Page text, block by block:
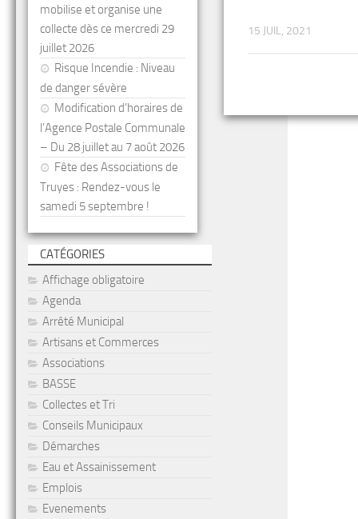
15 JUIL, 2021
mobilise et organise une
collecte dès ce mercredi 29
juillet 2026
Risque Incendie : Niveau
de danger sévère
Modification d’horaires de
l’Agence Postale Communale
– Du 28 juillet au 7 août 2026
Fête des Associations de
Truyes : Rendez-vous le
samedi 5 septembre !
CATÉGORIES
Affichage obligatoire
Agenda
Arrêté Municipal
Artisans et Commerces
Associations
BASSE
Collectes et Tri
Conseils Municipaux
Démarches
Eau et Assainissement
Emplois
Evenements